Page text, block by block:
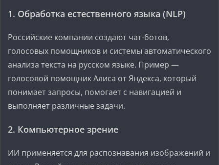
1. Обработка естественного языка (NLP)
Российские компании создают чат-ботов,
голосовых помощников и системы автоматического
анализа текста на русском языке. Пример —
голосовой помощник Алиса от Яндекса, который
понимает запросы, помогает с навигацией и
выполняет различные задачи.
2. Компьютерное зрение
ИИ применяется для распознавания изображений и